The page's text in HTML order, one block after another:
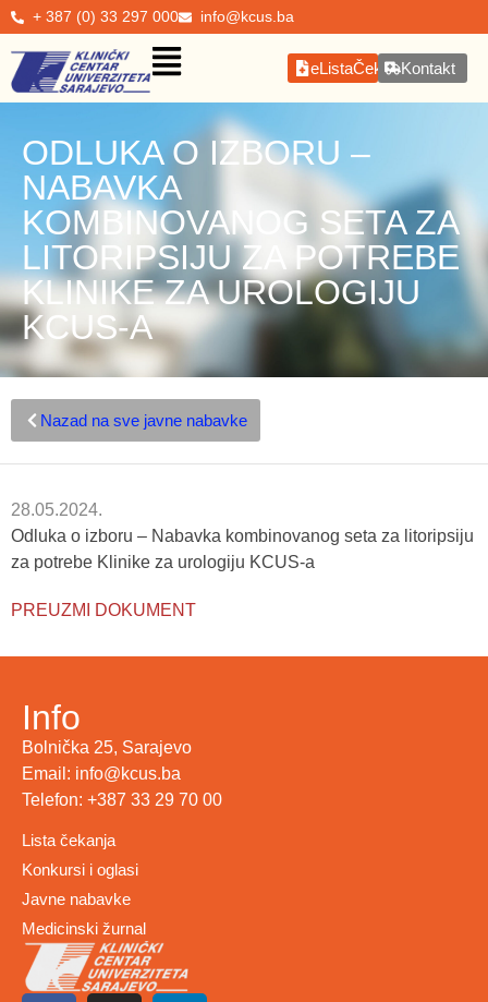
+ 387 (0) 33 297 000 info@kcus.ba
eListaČekanjaKontakt
ODLUKA O IZBORU –
NABAVKA
KOMBINOVANOG SETA ZA
LITORIPSIJU ZA POTREBE
KLINIKE ZA UROLOGIJU
KCUS-A
Nazad na sve javne nabavke
28.05.2024.
Odluka o izboru – Nabavka kombinovanog seta za litoripsiju
za potrebe Klinike za urologiju KCUS-a
PREUZMI DOKUMENT
Info
Bolnička 25, Sarajevo
Email: info@kcus.ba
Telefon: +387 33 29 70 00
Lista čekanja
Konkursi i oglasi
Javne nabavke
Medicinski žurnal